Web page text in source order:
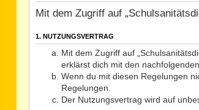
Mit dem Zugriff auf
1. NUTZUNGSVERTRAG
Mit dem Zugriff auf
erklärst dich mit den
Wenn du mit diesen Regelungen
Regelungen.
Der Nutzungsvertrag wird auf